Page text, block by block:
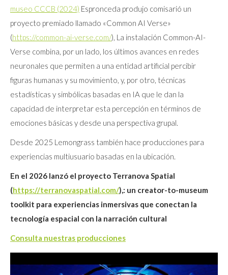
museo CCCB (2024) Espronceda produjo comisarió un
proyecto premiado llamado «Common AI Verse»
(https://common-ai-verse.com/), La instalación Common-AI-
Verse combina, por un lado, los últimos avances en redes
neuronales que permiten a una entidad artificial percibir
figuras humanas y su movimiento, y, por otro, técnicas
estadísticas y simbólicas basadas en IA que le dan la
capacidad de interpretar esta percepción en términos de
emociones básicas y desde una perspectiva grupal.
Desde 2025 Lemongrass también hace producciones para
experiencias multiusuario basadas en la ubicación.
En el 2026 lanzó el proyecto Terranova Spatial
(https://terranovaspatial.com/),: un creator-to-museum
toolkit para experiencias inmersivas que conectan la
tecnología espacial con la narración cultural
Consulta nuestras producciones